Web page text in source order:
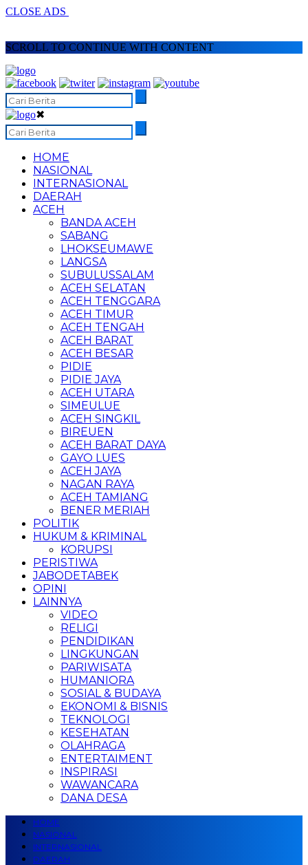
CLOSE ADS
SCROLL TO CONTINUE WITH CONTENT
✖
HOME
NASIONAL
INTERNASIONAL
DAERAH
ACEH
BANDA ACEH
SABANG
LHOKSEUMAWE
LANGSA
SUBULUSSALAM
ACEH SELATAN
ACEH TENGGARA
ACEH TIMUR
ACEH TENGAH
ACEH BARAT
ACEH BESAR
PIDIE
PIDIE JAYA
ACEH UTARA
SIMEULUE
ACEH SINGKIL
BIREUEN
ACEH BARAT DAYA
GAYO LUES
ACEH JAYA
NAGAN RAYA
ACEH TAMIANG
BENER MERIAH
POLITIK
HUKUM & KRIMINAL
KORUPSI
PERISTIWA
JABODETABEK
OPINI
LAINNYA
VIDEO
RELIGI
PENDIDIKAN
LINGKUNGAN
PARIWISATA
HUMANIORA
SOSIAL & BUDAYA
EKONOMI & BISNIS
TEKNOLOGI
KESEHATAN
OLAHRAGA
ENTERTAIMENT
INSPIRASI
WAWANCARA
DANA DESA
HOME
NASIONAL
INTERNASIONAL
DAERAH